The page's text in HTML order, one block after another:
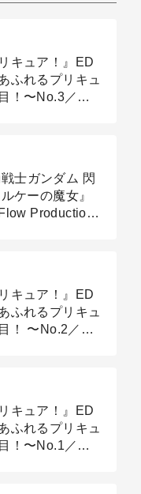
キュア！』ED
ふれるプリキュ
！〜No.3／ア
士ガンダム 閃
ケーの魔女』
Production
キュア！』ED
ふれるプリキュ
！ 〜No.2／モ
キュア！』ED
ふれるプリキュ
！〜No.1／演